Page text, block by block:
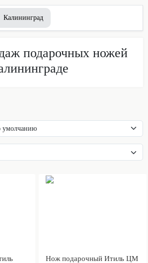
Калининград
подарочных ножей
Нож подарочный Итиль ЦМ